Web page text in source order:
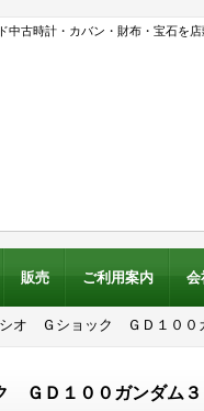
古時計・カバン・財布・宝石を店
販売 ご利用案内 会
オ Ｇショック ＧＤ１００
ＧＤ１００ガンダム